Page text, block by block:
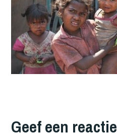
Geef een reactie